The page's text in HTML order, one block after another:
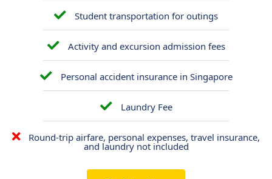
Student transportation for outings
Activity and excursion admission fees
Personal accident insurance in Singapore
Laundry Fee
Round-trip airfare, personal expenses, travel insurance,
and laundry not included